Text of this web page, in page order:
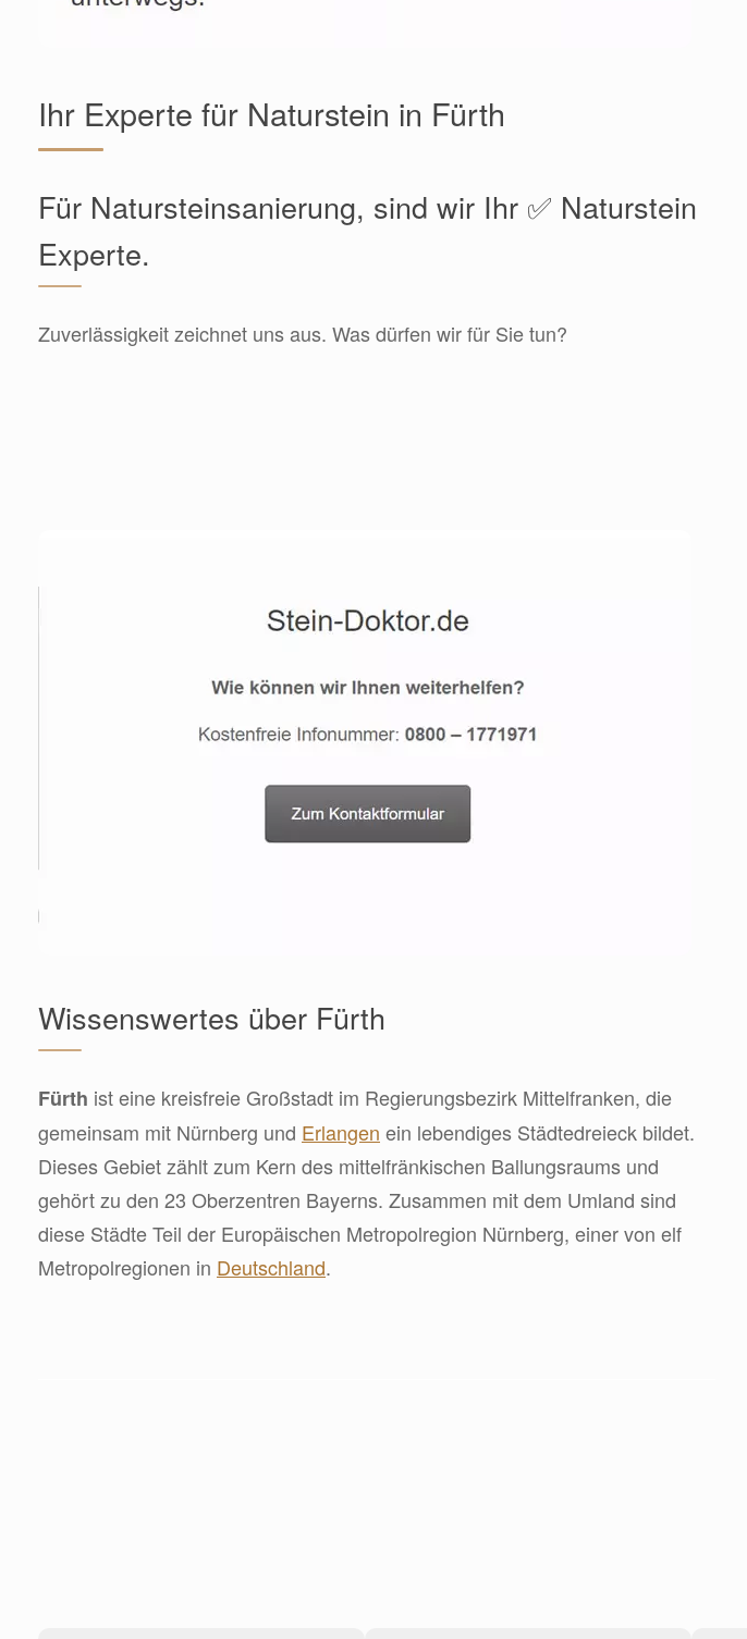
Ihr Experte für Naturstein in Fürth
Für Natursteinsanierung, sind wir Ihr ✅ Naturstein
Experte.
Zuverlässigkeit zeichnet uns aus. Was dürfen wir für Sie tun?
Wissenswertes über Fürth
Fürth ist eine kreisfreie Großstadt im Regierungsbezirk Mittelfranken, die
gemeinsam mit Nürnberg und Erlangen ein lebendiges Städtedreieck bildet.
Dieses Gebiet zählt zum Kern des mittelfränkischen Ballungsraums und
gehört zu den 23 Oberzentren Bayerns. Zusammen mit dem Umland sind
diese Städte Teil der Europäischen Metropolregion Nürnberg, einer von elf
Metropolregionen in Deutschland.